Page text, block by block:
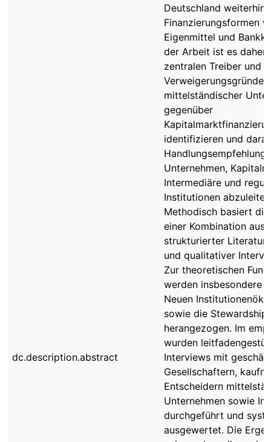
dc.description.abstract
Deutschland weiterhin
Finanzierungsformen
Eigenmittel und
der Arbeit ist es daher,
zentralen Treiber und
Verweigerungsgründe
mittelständischer
gegenüber
identifizieren und
Unternehmen,
Intermediäre und
Institutionen
Methodisch basiert
einer Kombination aus
strukturierter
und qualitativer
Zur theoretischen
werden insbesondere
Neuen
sowie die
herangezogen. Im
wurden
Interviews mit
Gesellschaftern,
Entscheidern
Unternehmen sowie
durchgeführt und
ausgewertet. Die